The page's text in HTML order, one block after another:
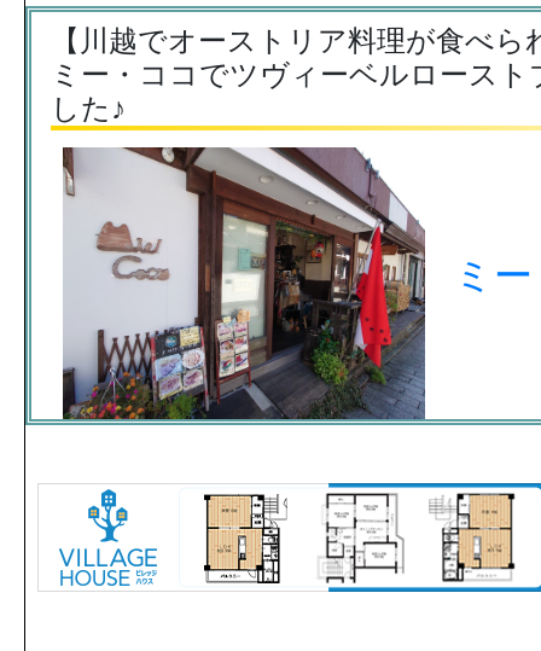
【川越でオーストリア料理が食べら
ミー・ココでツヴィーベルロース
した♪
ミ